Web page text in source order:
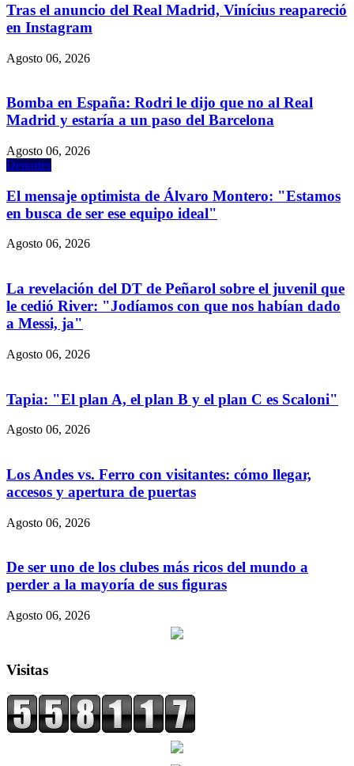
Tras el anuncio del Real Madrid, Vinícius reapareció
en Instagram
Agosto 06, 2026
Bomba en España: Rodri le dijo que no al Real
Madrid y estaría a un paso del Barcelona
Agosto 06, 2026
Deportes
El mensaje optimista de Álvaro Montero: "Estamos
en busca de ser ese equipo ideal"
Agosto 06, 2026
La revelación del DT de Peñarol sobre el juvenil que
le cedió River: "Jodíamos con que nos habían dado
a Messi, ja"
Agosto 06, 2026
Tapia: "El plan A, el plan B y el plan C es Scaloni"
Agosto 06, 2026
Los Andes vs. Ferro con visitantes: cómo llegar,
accesos y apertura de puertas
Agosto 06, 2026
De ser uno de los clubes más ricos del mundo a
perder a la mayoría de sus figuras
Agosto 06, 2026
Visitas